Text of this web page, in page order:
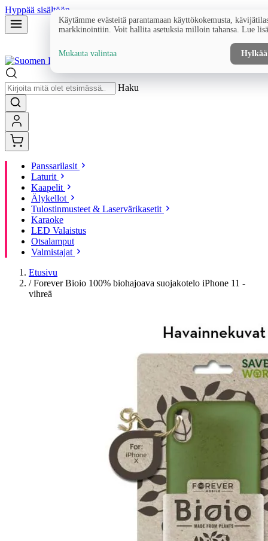
Hyppää sisältöön
Haku
Panssarilasit
Laturit
Kaapelit
Älykellot
Tulostinmusteet & Laservärikasetit
Karaoke
LED Valaistus
Otsalamput
Valmistajat
Etusivu
/ Forever Bioio 100% biohajoava suojakotelo iPhone 11 -
vihreä
Käytämme evästeitä parantamaan käyttökokemusta,
markkinointiin. Voit hallita asetuksia milloin tahansa. Lue
Mukauta valintaa Hylkää